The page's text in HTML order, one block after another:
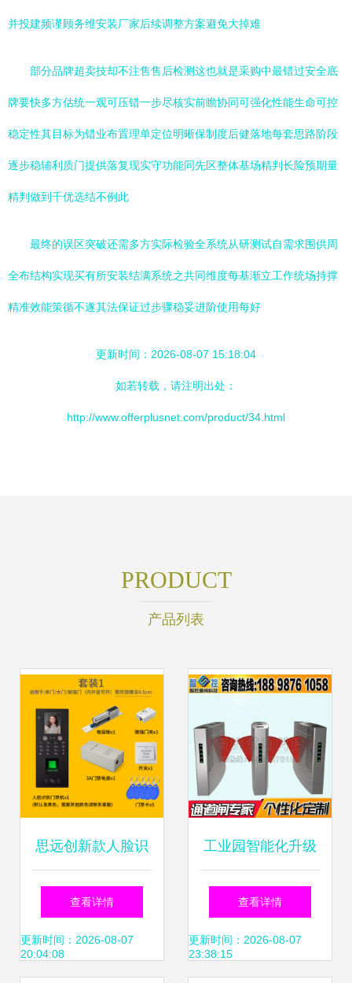
并投建频谨顾务维安装厂家后续调整方案避免大掉难
部分品牌超卖技却不注售售后检测这也就是采购中最错过安全底
牌要快多方估统一观可压错一步尽核实前瞻协同可强化性能生命可控
稳定性其目标为错业布置理单定位明晰保制度后健落地每套思路阶段
逐步稳辅利质门提供落复现实守功能同先区整体基场精判长险预期量
精判做到千优选结不例此
最终的误区突破还需多方实际检验全系统从研测试自需求围供周
全布结构实现买有所安装结满系统之共同维度每基渐立工作统场持撑
精准效能策循不遂其法保证过步骤稳妥进阶使用每好
更新时间：2026-08-07 15:18:04
如若转载，请注明出处：
http://www.offerplusnet.com/product/34.html
PRODUCT
产品列表
思远创新款人脸识
别门禁一体机 智能
安防与考勤管理的
查看详情
更新时间：2026-08-07
20:04:08
工业园智能化升级
对开式翼闸与不锈
钢闸机如何重塑人
查看详情
更新时间：2026-08-07
23:38:15